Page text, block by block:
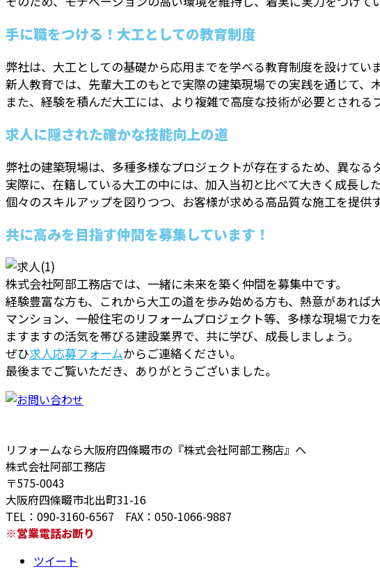
手に職をつける！大工としての教育制度
弊社は、大工としての基礎から応用までを学べる教育制度を設けていま
新人教育では、先輩大工のもとで実際の建築現場での実践を通じて、
また、経験を積んだ大工には、より複雑で高度な技術が必要とされ
求人に隠された確かな技能向上の道
弊社の建築現場は、多種多様なプロジェクトが存在するため、異なる
実際に、在籍している大工の中には、加入当初と比べて大きく成長し
個々のスキルアップを図りつつ、お客様が求める高品質な施工を提供
共に高みを目指す仲間を募集しています！
株式会社阿部工務店では、一緒に未来を築く仲間を募集中です。
経験豊富な方も、これから大工の道を歩み始める方も、熱意があれば大
マンション、一般住宅のリフォームプロジェクト等、多様な現場で力
ますますの活気を帯びる建設業界で、共に学び、成長しましょう。
ぜひ求人応募フォームからご連絡ください。
最後までご覧いただき、ありがとうございました。
リフォームなら大阪府四條畷市の『株式会社阿部工務店』へ
株式会社阿部工務店
〒575-0043
大阪府四條畷市北出町31-16
TEL：090-3160-6567 FAX：050-1066-9887
※営業電話お断り
ツイート